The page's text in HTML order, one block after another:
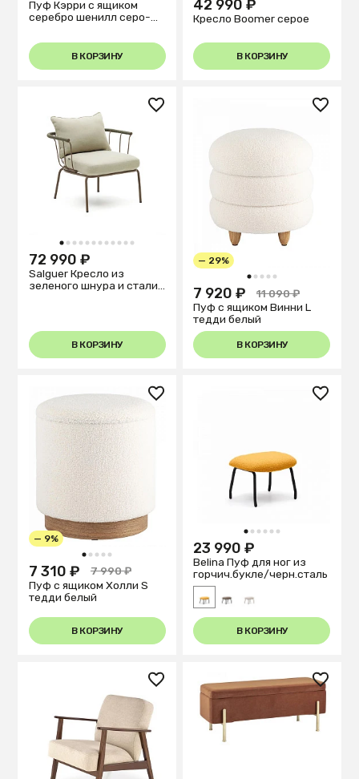
Пуф Кэрри с ящиком
серебро шенилл серо-
В КОРЗИНУ
42 990 ₽
Кресло Boomer серое
В КОРЗИНУ
1 2 3 4 5 6 7 8 9 101112
72 990 ₽
Salguer Кресло из
зеленого шнура и стали
В КОРЗИНУ
1 2 3 4 5
— 29%
7 920 ₽
11 090 ₽
Пуф с ящиком Винни L
тедди белый
В КОРЗИНУ
1 2 3 4 5
— 9%
7 310 ₽
7 990 ₽
Пуф с ящиком Холли S
тедди белый
В КОРЗИНУ
1 2 3 4 5 6
23 990 ₽
Belina Пуф для ног из
горчич.букле/черн.сталь
В КОРЗИНУ